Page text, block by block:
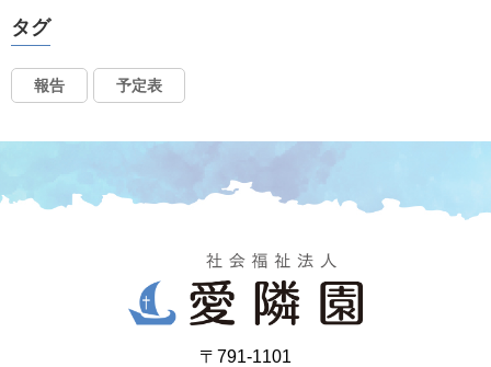
タグ
報告 予定表
〒791-1101